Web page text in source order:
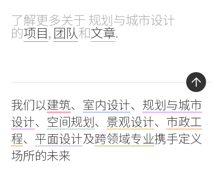
了解更多关于 规划与城市设计
的项目, 团队和文章.
我们以建筑、 室内设计、 规划与城市
设计、 空间规划 、 景观设计、 市政工
程、 平面设计及跨领域专业携手定义
场所的未来
Back
to
top